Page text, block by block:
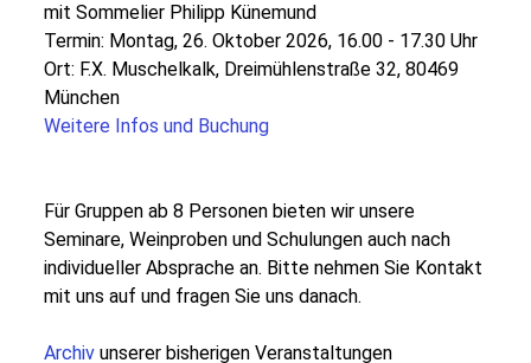
mit Sommelier Philipp Künemund
Termin: Montag, 26. Oktober 2026, 16.00 - 17.30 Uhr
Ort: F.X. Muschelkalk, Dreimühlenstraße 32, 80469
München
Weitere Infos und Buchung
Für Gruppen ab 8 Personen bieten wir unsere
Seminare, Weinproben und Schulungen auch nach
individueller Absprache an. Bitte nehmen Sie Kontakt
mit uns auf und fragen Sie uns danach.
Archiv unserer bisherigen Veranstaltungen